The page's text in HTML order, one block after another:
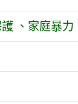
、家庭暴